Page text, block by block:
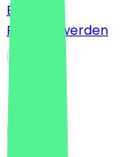
Blog
Partner werden